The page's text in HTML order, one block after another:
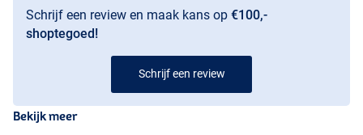
Schrijf een review en maak kans op €100,-
shoptegoed!
Schrijf een review
Bekijk meer